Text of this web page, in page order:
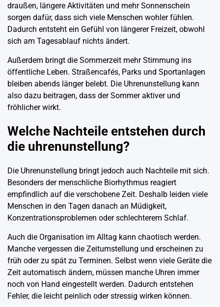
draußen, längere Aktivitäten und mehr Sonnenschein
sorgen dafür, dass sich viele Menschen wohler fühlen.
Dadurch entsteht ein Gefühl von längerer Freizeit, obwohl
sich am Tagesablauf nichts ändert.
Außerdem bringt die Sommerzeit mehr Stimmung ins
öffentliche Leben. Straßencafés, Parks und Sportanlagen
bleiben abends länger belebt. Die Uhrenunstellung kann
also dazu beitragen, dass der Sommer aktiver und
fröhlicher wirkt.
Welche Nachteile entstehen durch
die uhrenunstellung?
Die Uhrenunstellung bringt jedoch auch Nachteile mit sich.
Besonders der menschliche Biorhythmus reagiert
empfindlich auf die verschobene Zeit. Deshalb leiden viele
Menschen in den Tagen danach an Müdigkeit,
Konzentrationsproblemen oder schlechterem Schlaf.
Auch die Organisation im Alltag kann chaotisch werden.
Manche vergessen die Zeitumstellung und erscheinen zu
früh oder zu spät zu Terminen. Selbst wenn viele Geräte die
Zeit automatisch ändern, müssen manche Uhren immer
noch von Hand eingestellt werden. Dadurch entstehen
Fehler, die leicht peinlich oder stressig wirken können.